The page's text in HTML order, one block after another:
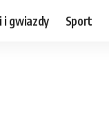
i gwiazdy Sport